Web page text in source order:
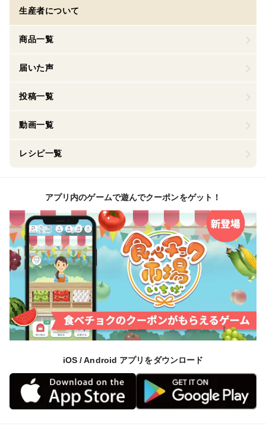
生産者について
商品一覧
届いた声
投稿一覧
動画一覧
レシピ一覧
アプリ内のゲームで遊んでクーポンをゲット！
iOS / Android アプリをダウンロード